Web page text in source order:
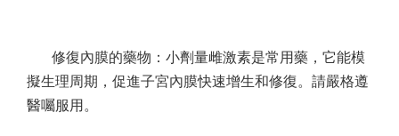
修復內膜的藥物：小劑量雌激素是常用藥，它能模
擬生理周期，促進子宮內膜快速增生和修復。請嚴格遵
醫囑服用。